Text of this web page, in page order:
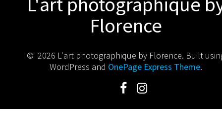
Florence
© 2026 L'art photographique by Florence. Built
WordPress and OnePage Express Theme.